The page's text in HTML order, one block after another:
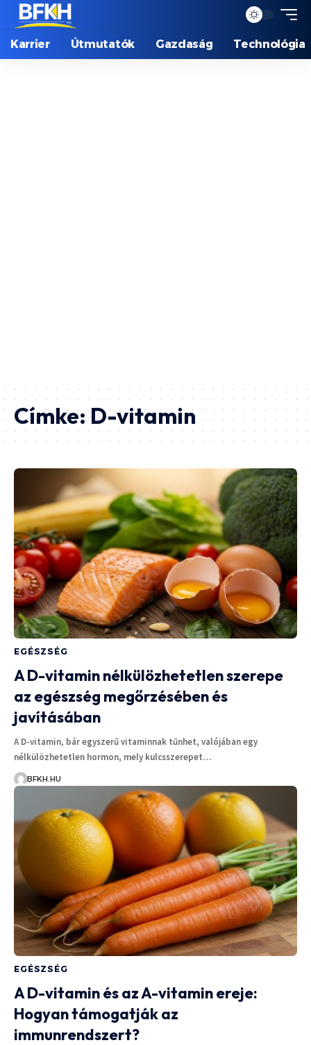
Karrier Útmutatók Gazdaság Technológia
Címke:D-vitamin
EGÉSZSÉG
A D-vitamin nélkülözhetetlen szerepe
az egészség megőrzésében és
javításában
A D-vitamin, bár egyszerű vitaminnak tűnhet, valójában egy
nélkülözhetetlen hormon, mely kulcsszerepet…
BFKH.HU
EGÉSZSÉG
A D-vitamin és az A-vitamin ereje:
Hogyan támogatják az
immunrendszert?